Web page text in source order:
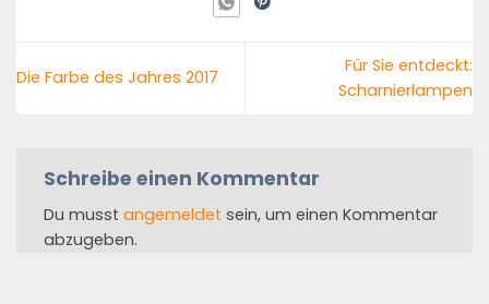
Die Farbe des Jahres 2017
Für Sie entdeckt:
Scharnierlampen
Schreibe einen Kommentar
Du musst angemeldet sein, um einen Kommentar
abzugeben.